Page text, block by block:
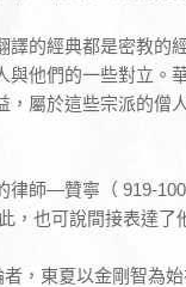
譯的經典都是密教的
與他們的一些對立。
，屬於這些宗派的僧
律師—贊寧（ 919-
，也可說間接表達了
，東夏以金剛智為